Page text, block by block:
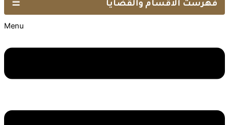
فهرست الاقسام والقضايا ☰
Menu